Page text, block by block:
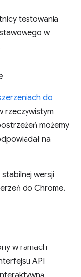
testowania
w
do
rzeczywistym
możemy
na
wersji
do Chrome.
w ramach
API